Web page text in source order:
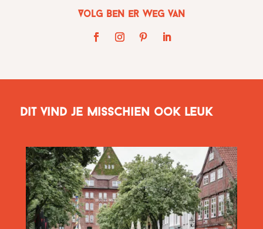
Volg Ben er weg van
Dit vind je misschien ook leuk